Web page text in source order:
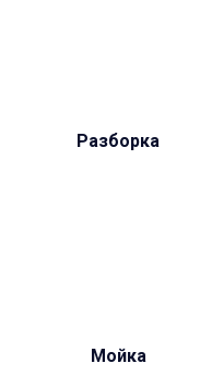
Разборка
Мойка